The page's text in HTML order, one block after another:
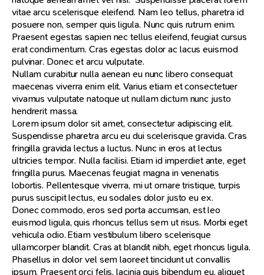
vitae arcu scelerisque eleifend. Nam leo tellus, pharetra id
posuere non, semper quis ligula. Nunc quis rutrum enim.
Praesent egestas sapien nec tellus eleifend, feugiat cursus
erat condimentum. Cras egestas dolor ac lacus euismod
pulvinar. Donec et arcu vulputate.
Nullam curabitur nulla aenean eu nunc libero consequat
maecenas viverra enim elit. Varius etiam et consectetuer
vivamus vulputate natoque ut nullam dictum nunc justo
hendrerit massa.
Lorem ipsum dolor sit amet, consectetur adipiscing elit.
Suspendisse pharetra arcu eu dui scelerisque gravida. Cras
fringilla gravida lectus a luctus. Nunc in eros at lectus
ultricies tempor. Nulla facilisi. Etiam id imperdiet ante, eget
fringilla purus. Maecenas feugiat magna in venenatis
lobortis. Pellentesque viverra, mi ut ornare tristique, turpis
purus suscipit lectus, eu sodales dolor justo eu ex.
Donec commodo, eros sed porta accumsan, est leo
euismod ligula, quis rhoncus tellus sem ut risus. Morbi eget
vehicula odio. Etiam vestibulum libero scelerisque
ullamcorper blandit. Cras at blandit nibh, eget rhoncus ligula.
Phasellus in dolor vel sem laoreet tincidunt ut convallis
ipsum. Praesent orci felis, lacinia quis bibendum eu, aliquet